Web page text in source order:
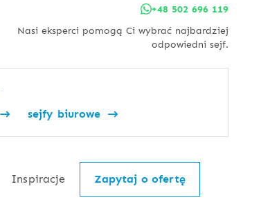
+48 502 696 119
Nasi eksperci pomogą Ci wybrać najbardziej
odpowiedni sejf.
sejfy biurowe
Inspiracje Zapytaj o ofertę